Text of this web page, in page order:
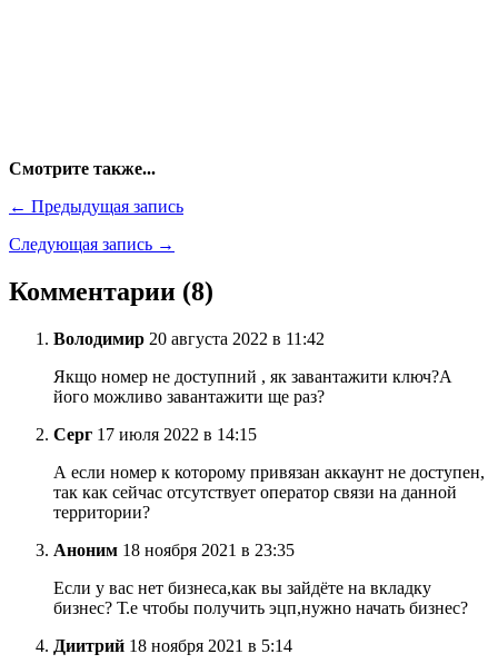
Смотрите также...
← Предыдущая запись
Следующая запись →
Комментарии (8)
Володимир 20 августа 2022 в 11:42
Якщо номер не доступний , як завантажити ключ?А
його можливо завантажити ще раз?
Серг 17 июля 2022 в 14:15
А если номер к которому привязан аккаунт не доступен,
так как сейчас отсутствует оператор связи на данной
территории?
Аноним 18 ноября 2021 в 23:35
Если у вас нет бизнеса,как вы зайдёте на вкладку
бизнес? Т.е чтобы получить эцп,нужно начать бизнес?
Диитрий 18 ноября 2021 в 5:14